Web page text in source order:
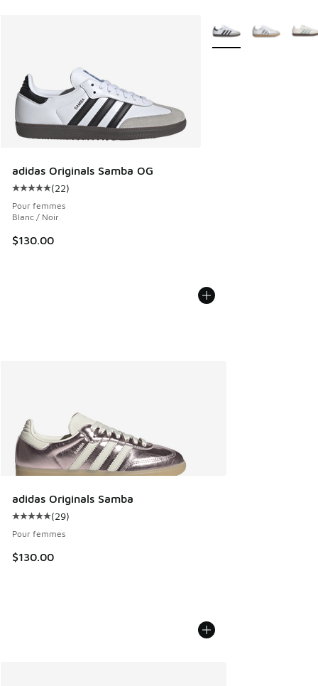
adidas Originals Samba OG
Cote moyenne du client - [5 sur 5 étoiles], 22
(22)
Pour femmes
Blanc / Noir
$130.00
Plus de couleurs
adidas Originals Samba
Cote moyenne du client - [5 sur 5 étoiles], 29
(29)
Pour femmes
$130.00